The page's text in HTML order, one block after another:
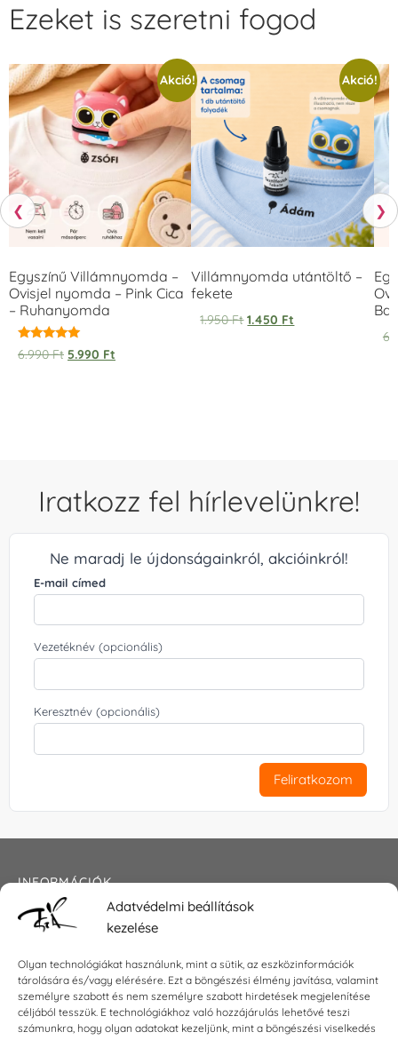
Adatvédelmi beállítások
kezelése
Olyan technológiákat használunk, mint a sütik, az eszközinformációk
tárolására és/vagy elérésére. Ezt a böngészési élmény javítása, valamint
személyre szabott és nem személyre szabott hirdetések megjelenítése
céljából tesszük. E technológiákhoz való hozzájárulás lehetővé teszi
számunkra, hogy olyan adatokat kezeljünk, mint a böngészési viselkedés
❮
Ezeket is szeretni fogod
Akció!
Egyszínű Villámnyomda –
Ovisjel nyomda – Pink Cica
– Ruhanyomda
Értékelés:
5.00
6.990Ft 5.990 Ft
Akció!
Villámnyomda utántöltő –
fekete
1.950Ft 1.450 Ft
❯
Iratkozz fel hírlevelünkre!
Ne maradj le újdonságainkról, akcióinkról!
E-mail címed
Vezetéknév (opcionális)
Keresztnév (opcionális)
Feliratkozom
INFORMÁCIÓK
Általános szerződési feltételek
Impresszum
KAPCSOLAT